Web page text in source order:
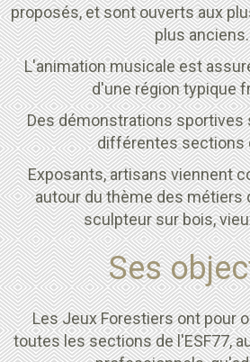
proposés, et sont ouverts aux
plus anciens.
L'animation musicale est
d'une région typique
Des démonstrations sportives
différentes sections
Exposants, artisans viennent
autour du thème des métiers
sculpteur sur bois,
Ses
Les Jeux Forestiers ont pour
toutes les sections de l'ESF77,